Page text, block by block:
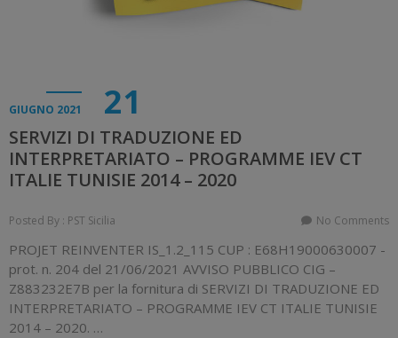
GIUGNO 2021 21
SERVIZI DI TRADUZIONE ED
INTERPRETARIATO – PROGRAMME IEV CT
ITALIE TUNISIE 2014 – 2020
Posted By : PST Sicilia No Comments
PROJET REINVENTER IS_1.2_115 CUP : E68H19000630007 -
prot. n. 204 del 21/06/2021 AVVISO PUBBLICO CIG –
Z883232E7B per la fornitura di SERVIZI DI TRADUZIONE ED
INTERPRETARIATO – PROGRAMME IEV CT ITALIE TUNISIE
2014 – 2020. …